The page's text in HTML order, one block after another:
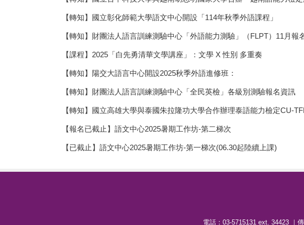
【轉知】國立彰化師範大學語文中心開設「114年秋季外語課程」
【轉知】財團法人語言訓練測驗中心「外語能力測驗」（FLPT）11月報
【課程】2025「白先勇清華文學講座」：文學 X 性別 多重奏
【轉知】陽交大語言中心開設2025秋季外語進修班：
【轉知】財團法人語言訓練測驗中心「全民英檢」各級別測驗報名資訊
【轉知】國立高雄大學與泰國朱拉隆功大學合作辦理泰語能力檢定CU-
【報名已截止】語文中心2025暑期工作坊-第二梯次
【已截止】語文中心2025暑期工作坊-第一梯次(06.30起陸續上課)
電話：03-5715131 ext. 34423 ｜